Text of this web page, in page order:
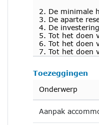
2. De minimale
3. De aparte
4. De
5. Tot het doen
6. Tot het doen
7. Tot het doen
Toezeggingen
Onderwerp
Aanpak